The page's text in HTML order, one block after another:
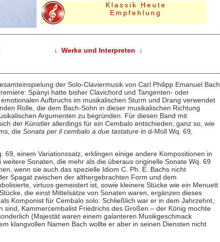
Klassik Heute
Empfehlung
↓ Werke und Interpreten ↓
der Solo-Claviermusik von Carl Philipp Emanuel Bach
Spányi hatte bisher Clavichord und Tangenten- oder
Aufbruchs im musikalischen Sturm und Drang verwendet
Rolle, die dem Bach-Sohn in dieser musikalischen Richtung
Argumenten zu begründen. Für diesen Band mit
der Künstler allerdings für ein Cembalo entschieden; ganz so, wie
die Sonata per il cembalo a due tastature in d-Moll Wq. 69,
69, einem Variationssatz, erklingen einige andere Kompositionen in
Sonaten, die mehr als die überaus originelle Sonate Wq. 69
wenn sie auch das spezielle Idiom C. Ph. E. Bachs nicht
Spagat zwischen der althergebrachten Form und dem
virtuos gemeistert ist, sowie kleinere Stücke wie ein Menuett
die einst Mittelsätze von Sonaten waren, ergänzen dieses
Komponist für Cembalo solo: Schließlich war er in dem Jahrzehnt,
sind, Kammercembalist Friedrichs des Großen – der König mochte
(Majestät waren einem galanteren Musikgeschmack
klangvollen Namen Bach wollte er aber in seinen Diensten nicht